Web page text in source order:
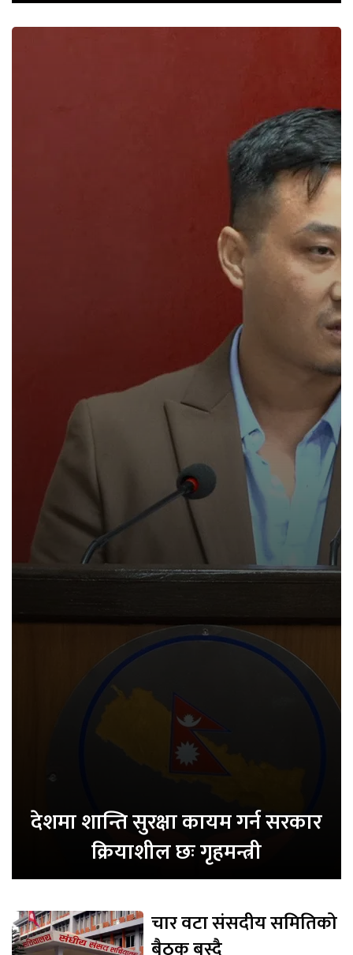
देशमा शान्ति सुरक्षा कायम गर्न सरकार
क्रियाशील छः गृहमन्त्री
चार वटा संसदीय समितिको